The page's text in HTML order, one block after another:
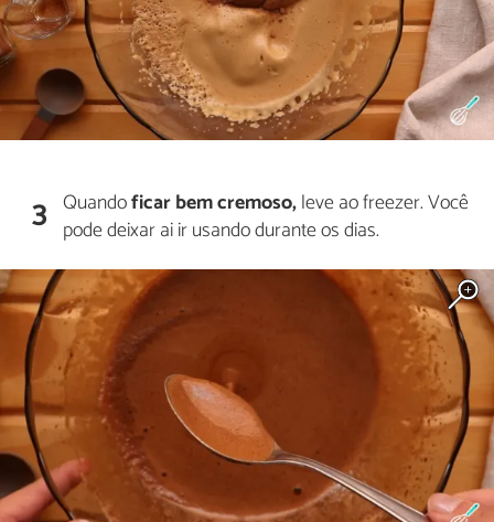
3 Quandoficar bem cremoso,leve ao freezer. Você
pode deixar ai ir usando durante os dias.